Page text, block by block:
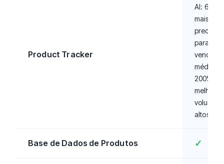
Product Tracker
AI: 66%
mais
preciso
para
vendas
médias,
200%
melhor
volumes
altos
Base de Dados de Produtos ✓